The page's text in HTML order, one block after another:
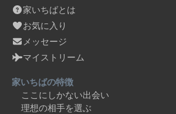
家いちばとは
お気に入り
メッセージ
マイストリーム
家いちばの特徴
ここにしかない出会い
理想の相手を選ぶ